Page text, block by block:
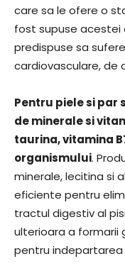
care sa le ofere o
fost supuse acestei
predispuse sa
cardiovasculare, de
Pentru piele si
de minerale si
taurina, vitamina
organismului.
minerale, lecitina si
eficiente pentru
tractul digestiv al
ulterioara a formarii
pentru indepartarea